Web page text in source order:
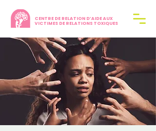
CENTRE DE RELATION D’AIDE AUX
VICTIMES DE RELATIONS TOXIQUES